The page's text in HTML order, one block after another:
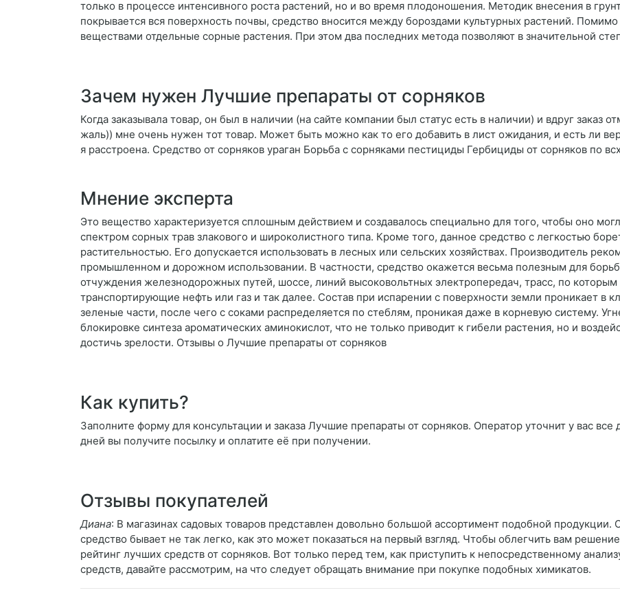
только в процессе интенсивного роста растений, но и во время плодоношения. Методик внесения в
покрывается вся поверхность почвы, средство вносится между бороздами культурных растений.
веществами отдельные сорные растения. При этом два последних метода позволяют в значительной
Зачем нужен Лучшие препараты от сорняков
Когда заказывала товар, он был в наличии (на сайте компании был статус есть в наличии) и вдруг заказ
жаль)) мне очень нужен тот товар. Может быть можно как то его добавить в лист ожидания, и есть ли
я расстроена. Средство от сорняков ураган Борьба с сорняками пестициды Гербициды от сорняков по
Мнение эксперта
Это вещество характеризуется сплошным действием и создавалось специально для того, чтобы оно
спектром сорных трав злакового и широколистного типа. Кроме того, данное средство с легкостью
растительностью. Его допускается использовать в лесных или сельских хозяйствах. Производитель
промышленном и дорожном использовании. В частности, средство окажется весьма полезным для
отчуждения железнодорожных путей, шоссе, линий высоковольтных электропередач, трасс, по
транспортирующие нефть или газ и так далее. Состав при испарении с поверхности земли проникает в
зеленые части, после чего с соками распределяется по стеблям, проникая даже в корневую систему.
блокировке синтеза ароматических аминокислот, что не только приводит к гибели растения, но и
достичь зрелости. Отзывы о Лучшие препараты от сорняков
Как купить?
Заполните форму для консультации и заказа Лучшие препараты от сорняков. Оператор уточнит у вас
дней вы получите посылку и оплатите её при получении.
Отзывы покупателей
Диана: В магазинах садовых товаров представлен довольно большой ассортимент подобной
средство бывает не так легко, как это может показаться на первый взгляд. Чтобы облегчить вам
рейтинг лучших средств от сорняков. Вот только перед тем, как приступить к непосредственному
средств, давайте рассмотрим, на что следует обращать внимание при покупке подобных химикатов.